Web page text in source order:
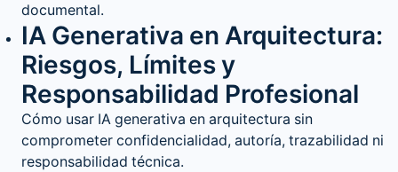
documental.
IA Generativa en Arquitectura:
Riesgos, Límites y
Responsabilidad Profesional
Cómo usar IA generativa en arquitectura sin
comprometer confidencialidad, autoría, trazabilidad ni
responsabilidad técnica.